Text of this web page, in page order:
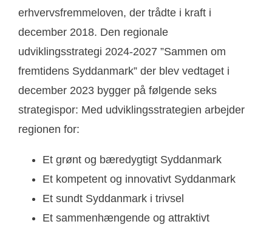
erhvervsfremmeloven, der trådte i kraft i
december 2018. Den regionale
udviklingsstrategi 2024-2027 ”Sammen om
fremtidens Syddanmark” der blev vedtaget i
december 2023 bygger på følgende seks
strategispor: Med udviklingsstrategien arbejder
regionen for:
Et grønt og bæredygtigt Syddanmark
Et kompetent og innovativt Syddanmark
Et sundt Syddanmark i trivsel
Et sammenhængende og attraktivt